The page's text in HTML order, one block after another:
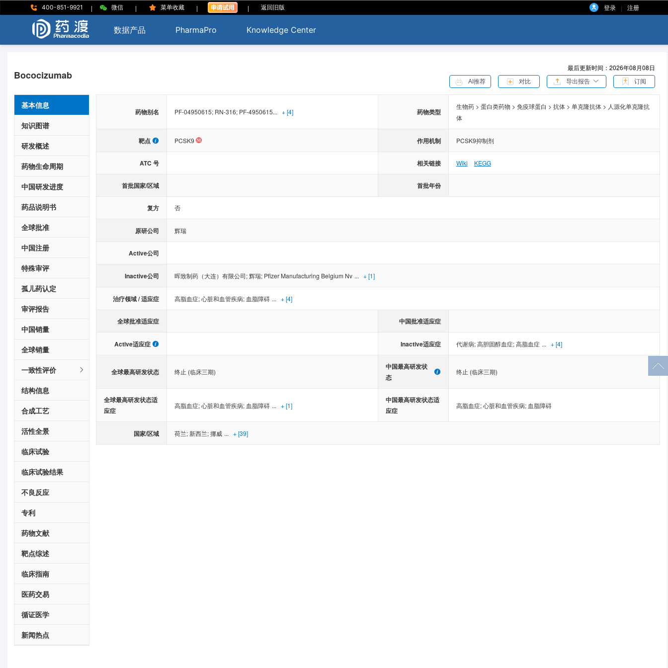
400-851-9921 | 微信 | 菜单收藏 | | 返回旧版 登录 | 注册
数据产品 PharmaPro Knowledge Center
Bococizumab
最后更新时间：2026年08月08日
AI推荐 对比 导出报告 订阅
基本信息
知识图谱
研发概述
药物生命周期
中国研发进度
药品说明书
全球批准
中国注册
特殊审评
孤儿药认定
审评报告
中国销量
全球销量
一致性评价
结构信息
合成工艺
活性全景
临床试验
临床试验结果
不良反应
专利
药物文献
靶点综述
临床指南
医药交易
循证医学
新闻热点
药物别名 PF-04950615; RN-316; PF-4950615... + [4] 药物类型
生物药 > 蛋白类药物 > 免疫球蛋白 > 抗体 > 单克隆抗体 > 人源化单克隆抗
体
靶点 PCSK9 作用机制 PCSK9抑制剂
ATC 号 相关链接 Wiki KEGG
首批国家/区域 首批年份
复方 否
原研公司 辉瑞
Active公司
Inactive公司 晖致制药（大连）有限公司;辉瑞; Pfizer Manufacturing Belgium Nv ... + [1]
治疗领域 / 适应症 高脂血症;心脏和血管疾病; 血脂障碍 ... + [4]
全球批准适应症 中国批准适应症
Active适应症 Inactive适应症 代谢病;高胆固醇血症;高脂血症 ... + [4]
全球最高研发状态 终止 (临床三期)
中国最高研发状
态
终止 (临床三期)
全球最高研发状态适
应症
高脂血症;心脏和血管疾病; 血脂障碍 ... + [1]
中国最高研发状态适
应症
高脂血症;心脏和血管疾病; 血脂障碍
国家/区域 荷兰;新西兰;挪威 ... + [39]